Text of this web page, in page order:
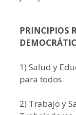
PRINCIPIOS
1) Salud y
para todos.
2) Trabajo y